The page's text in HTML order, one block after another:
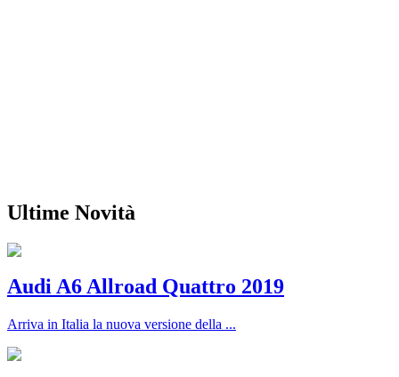
Ultime Novità
Audi A6 Allroad Quattro 2019
Arriva in Italia la nuova versione della ...